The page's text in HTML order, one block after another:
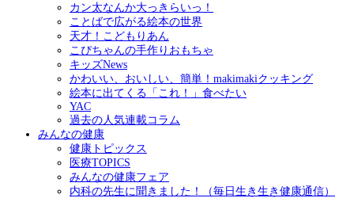
カン太なんか大っきらいっ！
ことばで広がる絵本の世界
天才！こどもりあん
こぴちゃんの手作りおもちゃ
キッズNews
かわいい、おいしい、簡単！makimakiクッキング
絵本に出てくる「これ！」食べたい
YAC
過去の人気連載コラム
みんなの健康
健康トピックス
医療TOPICS
みんなの健康フェア
内科の先生に聞きました！（毎日生き生き健康通信）